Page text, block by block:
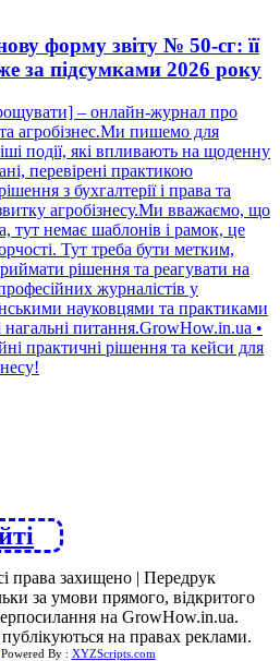
форму звіту № 50-сг: її
за підсумками 2026 року
права захищено | Передрук
за умови прямого, відкритого
на GrowHow.in.ua.
на правах реклами.
By : XYZScripts.com